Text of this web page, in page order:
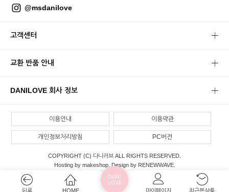
뒤로 HOME
DANI
LOVE
마이페이지
최근본상품
@msdanilove
고객센터
교환 반품 안내
DANILOVE 회사 정보
이용안내 이용약관
개인정보처리방침 PC버전
COPYRIGHT (C) 다니러브 ALL RIGHTS RESERVED.
Hosting by makeshop. Design by RENEWWAVE.